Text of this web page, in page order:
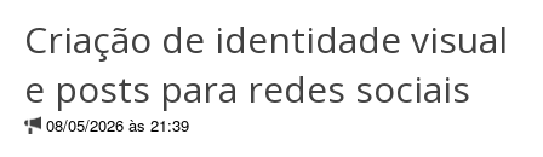
Criação de identidade visual
e posts para redes sociais
08/05/2026 às 21:39